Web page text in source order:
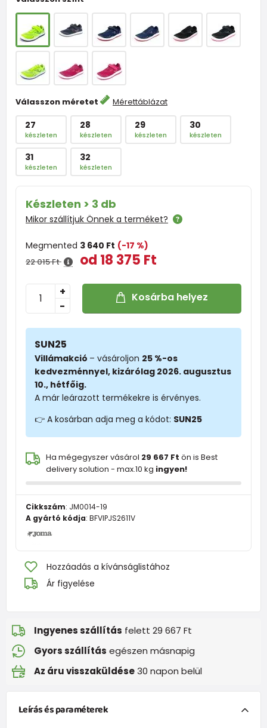
Válasszon méretet Mérettáblázat
27
készleten
28
készleten
29
készleten
30
készleten
31
készleten
32
készleten
Készleten > 3 db
Mikor szállítjuk Önnek a terméket?
Megmented 3 640 Ft (-17 %)
22 015 Ft od 18 375 Ft
-
+ Kosárba helyez
SUN25
Villámakció – vásároljon 25 %-os
kedvezménnyel, kizárólag 2026. augusztus
10., hétfőig.
A már leárazott termékekre is érvényes.
👉 A kosárban adja meg a kódot: SUN25
Ha mégegyszer vásárol 29 667 Ft ön is Best
delivery solution - max.10 kg ingyen!
Cikkszám: JM0014-19
A gyártó kódja: BFVIPJS2611V
Hozzáadás a kívánságlistához
Ár figyelése
Ingyenes szállítás felett 29 667 Ft
Gyors szállítás egészen másnapig
Az áru visszaküldése30 napon belül
Leírás és paraméterek